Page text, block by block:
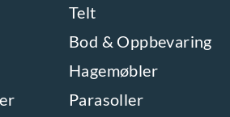
Telt
Bod & Oppbevaring
Hagemøbler
Parasoller